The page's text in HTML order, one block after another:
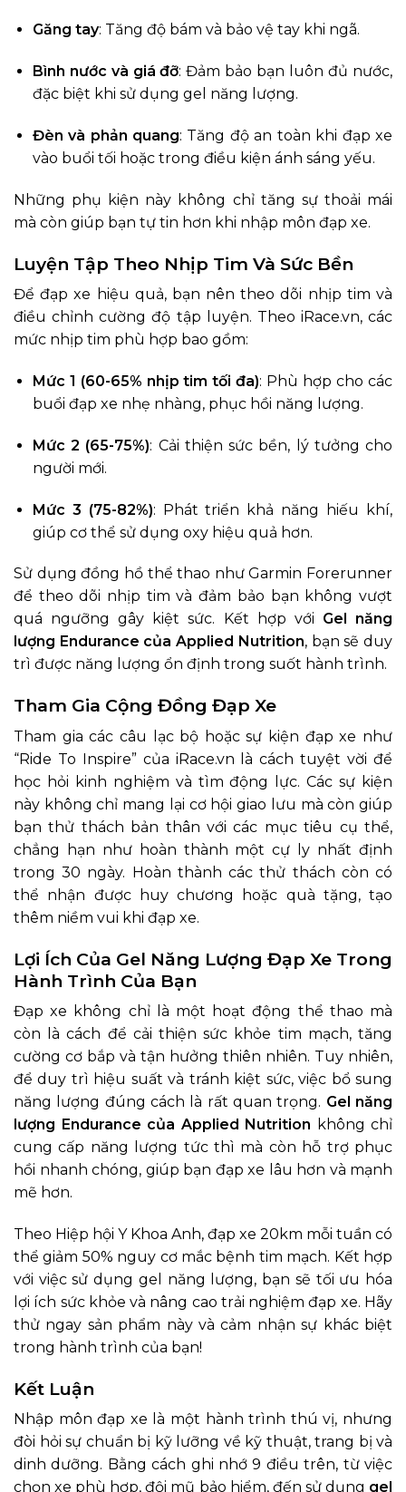
Găng tay: Tăng độ bám và bảo vệ tay khi ngã.
Bình nước và giá đỡ: Đảm bảo bạn luôn đủ nước,
đặc biệt khi sử dụng gel năng lượng.
Đèn và phản quang: Tăng độ an toàn khi đạp xe
vào buổi tối hoặc trong điều kiện ánh sáng yếu.
Những phụ kiện này không chỉ tăng sự thoải mái
mà còn giúp bạn tự tin hơn khi nhập môn đạp xe.
Luyện Tập Theo Nhịp Tim Và Sức Bền
Để đạp xe hiệu quả, bạn nên theo dõi nhịp tim và
điều chỉnh cường độ tập luyện. Theo iRace.vn, các
mức nhịp tim phù hợp bao gồm:
Mức 1 (60-65% nhịp tim tối đa): Phù hợp cho các
buổi đạp xe nhẹ nhàng, phục hồi năng lượng.
Mức 2 (65-75%): Cải thiện sức bền, lý tưởng cho
người mới.
Mức 3 (75-82%): Phát triển khả năng hiếu khí,
giúp cơ thể sử dụng oxy hiệu quả hơn.
Sử dụng đồng hồ thể thao như Garmin Forerunner
để theo dõi nhịp tim và đảm bảo bạn không vượt
quá ngưỡng gây kiệt sức. Kết hợp với Gel năng
lượng Endurance của Applied Nutrition, bạn sẽ duy
trì được năng lượng ổn định trong suốt hành trình.
Tham Gia Cộng Đồng Đạp Xe
Tham gia các câu lạc bộ hoặc sự kiện đạp xe như
“Ride To Inspire” của iRace.vn là cách tuyệt vời để
học hỏi kinh nghiệm và tìm động lực. Các sự kiện
này không chỉ mang lại cơ hội giao lưu mà còn giúp
bạn thử thách bản thân với các mục tiêu cụ thể,
chẳng hạn như hoàn thành một cự ly nhất định
trong 30 ngày. Hoàn thành các thử thách còn có
thể nhận được huy chương hoặc quà tặng, tạo
thêm niềm vui khi đạp xe.
Lợi Ích Của Gel Năng Lượng Đạp Xe Trong
Hành Trình Của Bạn
Đạp xe không chỉ là một hoạt động thể thao mà
còn là cách để cải thiện sức khỏe tim mạch, tăng
cường cơ bắp và tận hưởng thiên nhiên. Tuy nhiên,
để duy trì hiệu suất và tránh kiệt sức, việc bổ sung
năng lượng đúng cách là rất quan trọng. Gel năng
lượng Endurance của Applied Nutrition không chỉ
cung cấp năng lượng tức thì mà còn hỗ trợ phục
hồi nhanh chóng, giúp bạn đạp xe lâu hơn và mạnh
mẽ hơn.
Theo Hiệp hội Y Khoa Anh, đạp xe 20km mỗi tuần có
thể giảm 50% nguy cơ mắc bệnh tim mạch. Kết hợp
với việc sử dụng gel năng lượng, bạn sẽ tối ưu hóa
lợi ích sức khỏe và nâng cao trải nghiệm đạp xe. Hãy
thử ngay sản phẩm này và cảm nhận sự khác biệt
trong hành trình của bạn!
Kết Luận
Nhập môn đạp xe là một hành trình thú vị, nhưng
đòi hỏi sự chuẩn bị kỹ lưỡng về kỹ thuật, trang bị và
dinh dưỡng. Bằng cách ghi nhớ 9 điều trên, từ việc
chọn xe phù hợp, đội mũ bảo hiểm, đến sử dụng gel